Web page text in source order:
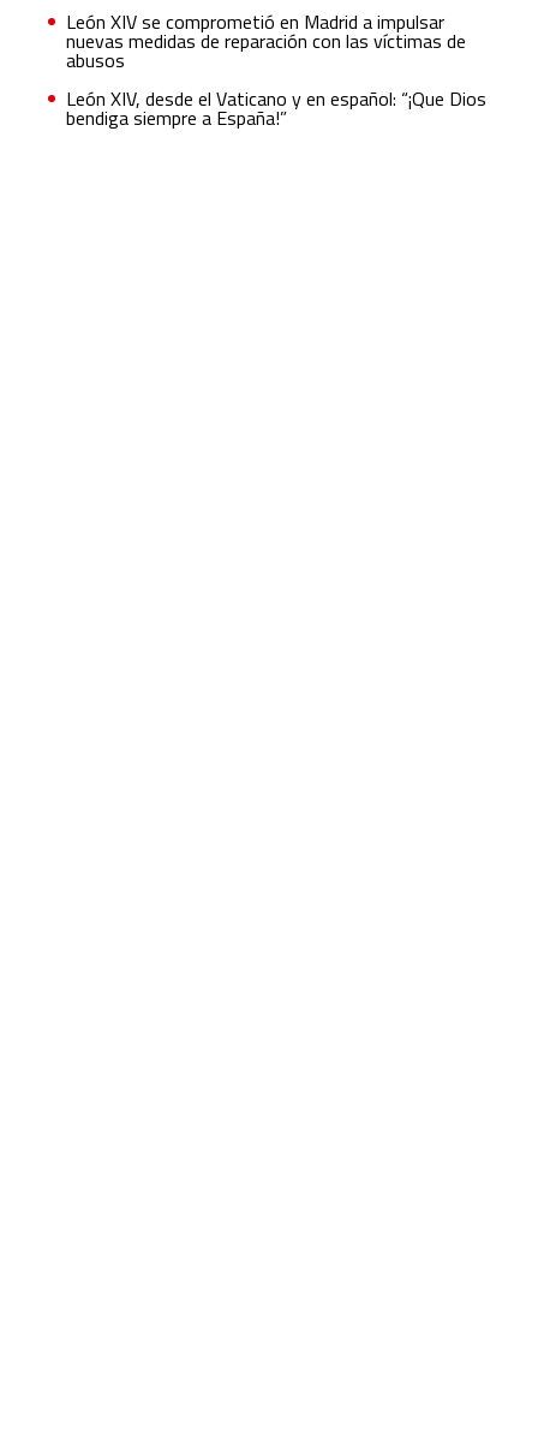
León XIV se comprometió en Madrid a impulsar
nuevas medidas de reparación con las víctimas de
abusos
León XIV, desde el Vaticano y en español: “¡Que Dios
bendiga siempre a España!”